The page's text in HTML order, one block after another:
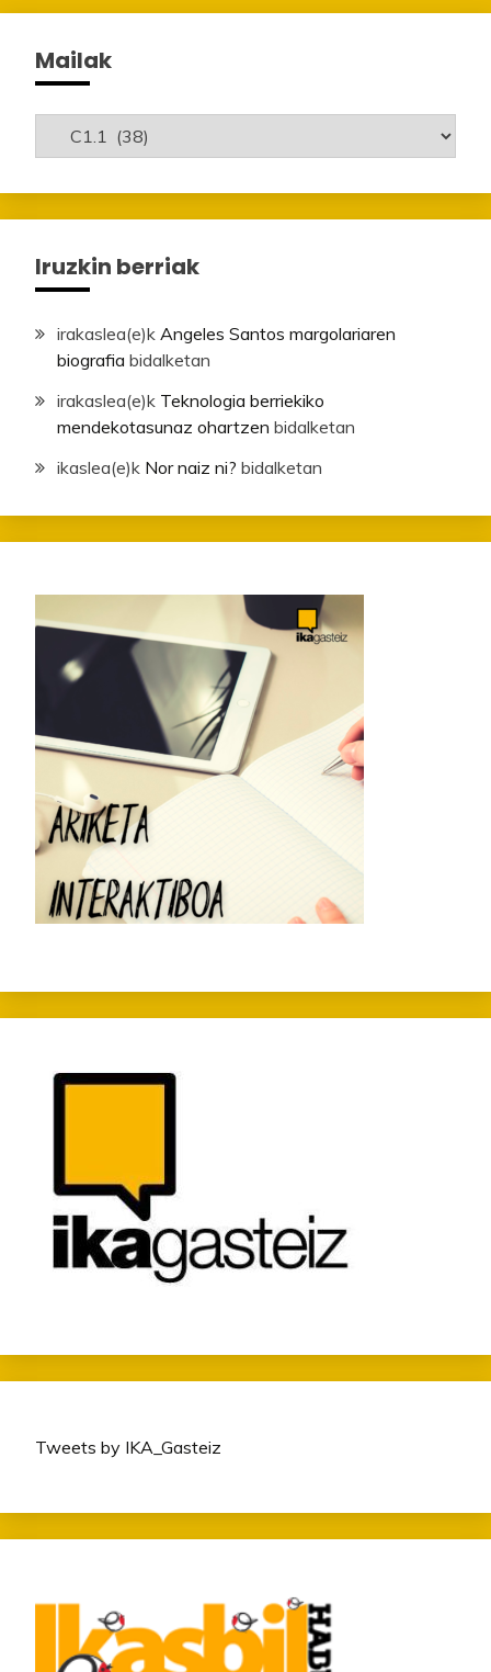
Mailak
Mailak
Iruzkin berriak
irakaslea(e)k Angeles Santos margolariaren
biografia bidalketan
irakaslea(e)k Teknologia berriekiko
mendekotasunaz ohartzen bidalketan
ikaslea(e)k Nor naiz ni? bidalketan
Tweets by IKA_Gasteiz